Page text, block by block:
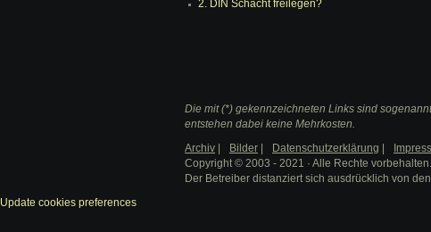
2. DIN Schacht freilegen?
Die mit (*) gekennzeichneten Links sind
entstehen dabei keine Mehrkosten.
Archiv
Bilder Datenschutzerklärung
Copyright © 2003 - 2021 · Alle Rechte vorbehalten.
Der Betreiber distanziert sich ausdrücklich von
Update cookies preferences